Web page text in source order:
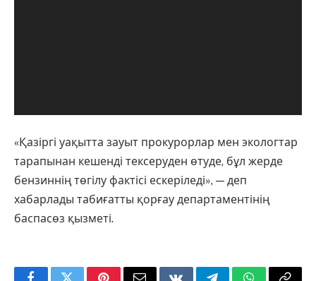
«Қазіргі уақытта зауыт прокурорлар мен экологтар
тарапынан кешенді тексеруден өтуде, бұл жерде
бензиннің төгілу фактісі ескеріледі», — деп
хабарлады табиғатты қорғау департаментінің
баспасөз қызметі.